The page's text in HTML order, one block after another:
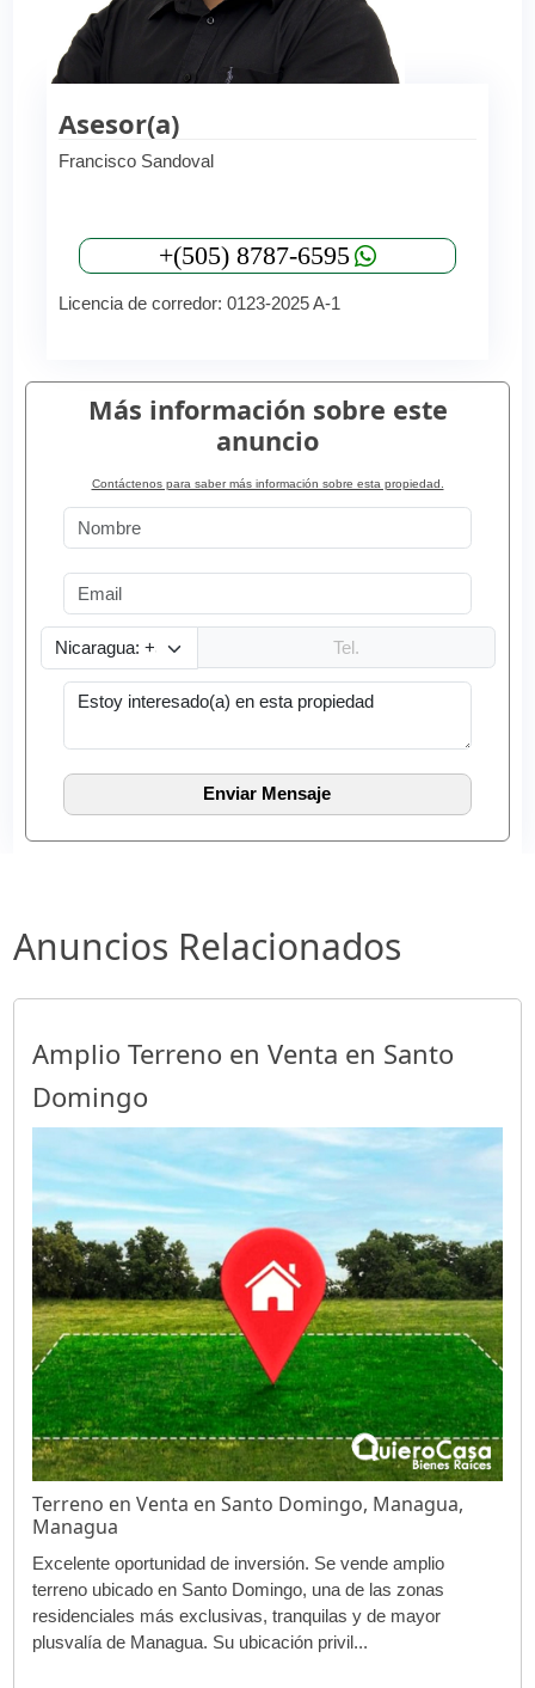
Asesor(a)
Francisco Sandoval
+(505) 8787-6595
Licencia de corredor: 0123-2025 A-1
Más información sobre este
anuncio
Contáctenos para saber más información sobre esta propiedad.
Anuncios Relacionados
Amplio Terreno en Venta en Santo
Domingo
Terreno en Venta en Santo Domingo, Managua,
Managua
Excelente oportunidad de inversión. Se vende amplio
terreno ubicado en Santo Domingo, una de las zonas
residenciales más exclusivas, tranquilas y de mayor
plusvalía de Managua. Su ubicación privil...